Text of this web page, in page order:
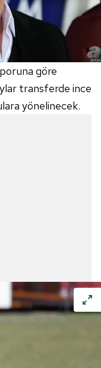
göre
transferde ince
yönelinecek.